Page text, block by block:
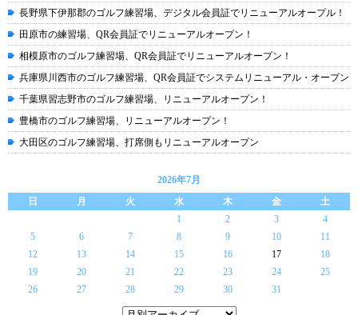
長野県下伊那郡のゴルフ練習場、デジタル会員証でリニューアルオープル！
田原市の練習場、QR会員証でリニューアルオープン！
相模原市のゴルフ練習場、QR会員証でリニューアルオープン！
兵庫県川西市のゴルフ練習場、QR会員証でシステムリニューアル・オープン
千葉県習志野市のゴルフ練習場、リニューアルオープン！
豊橋市のゴルフ練習場、リニューアルオープン！
大田区のゴルフ練習場、打席側もリニューアルオープン
2026年7月
日
月 火 水 木 金
土
1
2 3
4
5
6 7 8 9 10
11
12
13 14 15 16 17
18
19
20 21 22 23 24
25
26
27 28 29 30 31